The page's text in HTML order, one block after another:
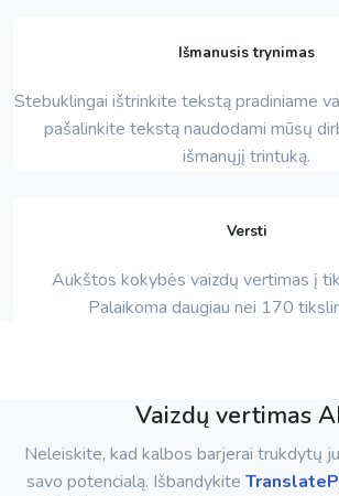
Išmanusis trynimas
Stebuklingai ištrinkite tekstą pradiniame
pašalinkite tekstą naudodami mūsų
išmanųjį trintuką.
Versti
Aukštos kokybės vaizdų vertimas į
Palaikoma daugiau nei 170
Vaizdų vertimas
Neleiskite, kad kalbos barjerai trukdytų
savo potencialą. Išbandykite